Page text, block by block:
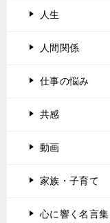
人生
人間関係
仕事の悩み
共感
動画
家族・子育て
心に響く名言集